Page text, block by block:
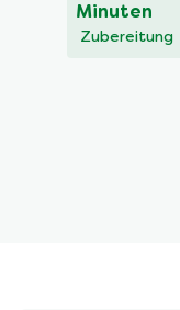
Minuten
Zubereitung